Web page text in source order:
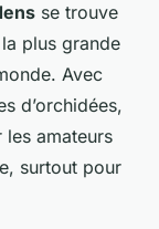
se trouve
plus grande
Avec
d’orchidées,
amateurs
surtout pour